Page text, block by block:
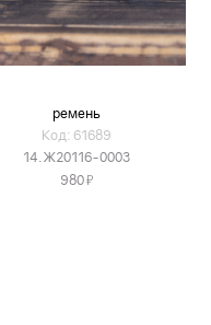
ремень
Код: 61689
14.Ж20116-0003
980Я